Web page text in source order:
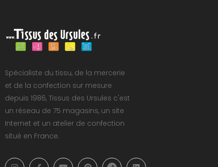
Spécialiste du tissu, de la mercerie
et de la confection sur mesure
depuis 1986, Tissus des Ursules c'est
un réseau de 75 magasins, un site
Internet et un atelier de confection
situé en France.